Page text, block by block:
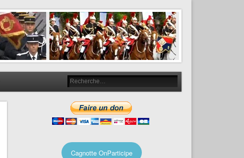
Cagnotte OnParticipe